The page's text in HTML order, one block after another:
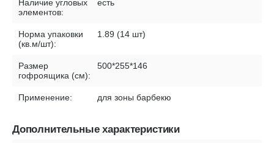
Наличие угловых
элементов:
есть
Норма упаковки
(кв.м/шт):
1.89 (14 шт)
Размер
гофроящика (см):
500*255*146
Применение: для зоны барбекю
Дополнительные характеристики